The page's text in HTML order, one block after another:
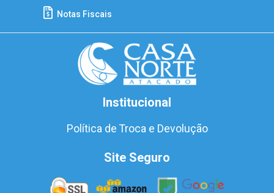
Notas Fiscais
Institucional
Política de Troca e Devolução
Site Seguro